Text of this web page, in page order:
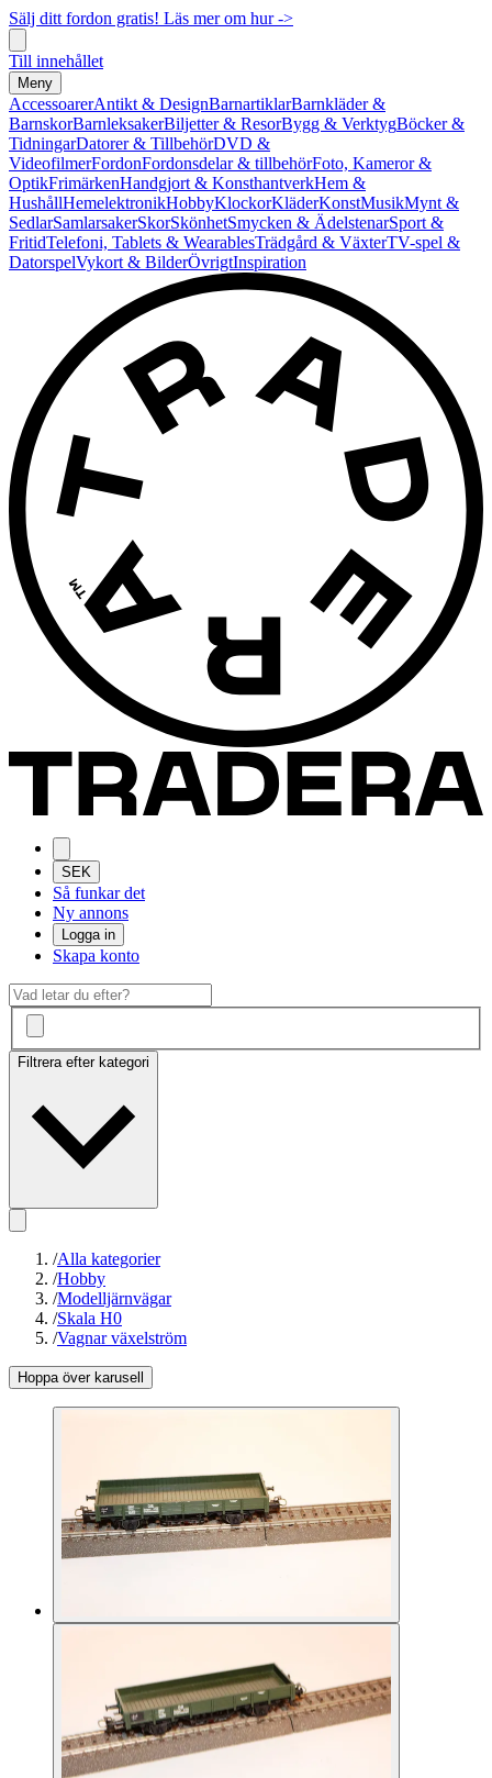
Sälj ditt fordon gratis! Läs mer om hur ->
Till innehållet
Meny
AccessoarerAntikt & DesignBarnartiklarBarnkläder &
BarnskorBarnleksakerBiljetter & ResorBygg & VerktygBöcker &
TidningarDatorer & TillbehörDVD &
VideofilmerFordonFordonsdelar & tillbehörFoto, Kameror &
OptikFrimärkenHandgjort & KonsthantverkHem &
HushållHemelektronikHobbyKlockorKläderKonstMusikMynt &
SedlarSamlarsakerSkorSkönhetSmycken & ÄdelstenarSport &
FritidTelefoni, Tablets & WearablesTrädgård & VäxterTV-spel &
DatorspelVykort & BilderÖvrigtInspiration
SEK
Så funkar det
Ny annons
Logga in
Skapa konto
Filtrera efter kategori
/Alla kategorier
/Hobby
/Modelljärnvägar
/Skala H0
/Vagnar växelström
Hoppa över karusell